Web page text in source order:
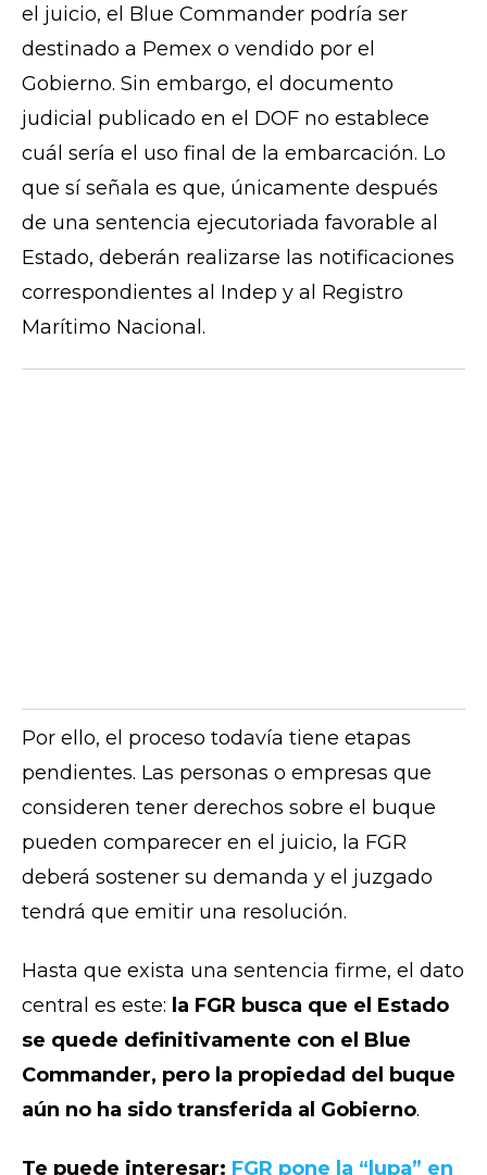
el juicio, el Blue Commander podría ser
destinado a Pemex o vendido por el
Gobierno. Sin embargo, el documento
judicial publicado en el DOF no establece
cuál sería el uso final de la embarcación. Lo
que sí señala es que, únicamente después
de una sentencia ejecutoriada favorable al
Estado, deberán realizarse las notificaciones
correspondientes al Indep y al Registro
Marítimo Nacional.
Por ello, el proceso todavía tiene etapas
pendientes. Las personas o empresas que
consideren tener derechos sobre el buque
pueden comparecer en el juicio, la FGR
deberá sostener su demanda y el juzgado
tendrá que emitir una resolución.
Hasta que exista una sentencia firme, el dato
central es este: la FGR busca que el Estado
se quede definitivamente con el Blue
Commander, pero la propiedad del buque
aún no ha sido transferida al Gobierno.
Te puede interesar: FGR pone la “lupa” en